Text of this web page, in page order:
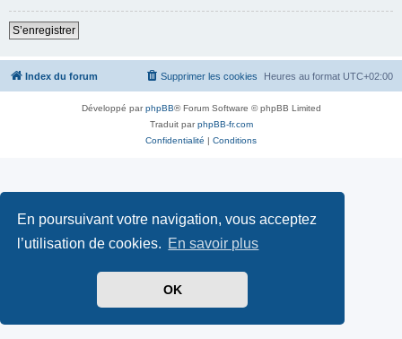
En poursuivant votre navigation, vous acceptez
l’utilisation de cookies. En savoir plus
OK
S’enregistrer
Index du forum Heures au format UTC+02:00
Supprimer les cookies
Développé parphpBB® Forum Software © phpBB Limited
Traduit parphpBB-fr.com
Confidentialité | Conditions